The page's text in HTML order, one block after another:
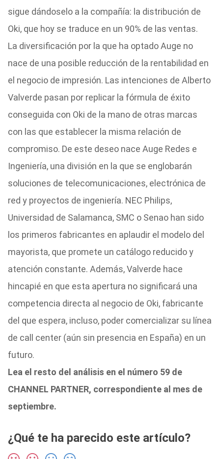
sigue dándoselo a la compañía: la distribución de
Oki, que hoy se traduce en un 90% de las ventas.
La diversificación por la que ha optado Auge no
nace de una posible reducción de la rentabilidad en
el negocio de impresión. Las intenciones de Alberto
Valverde pasan por replicar la fórmula de éxito
conseguida con Oki de la mano de otras marcas
con las que establecer la misma relación de
compromiso. De este deseo nace Auge Redes e
Ingeniería, una división en la que se englobarán
soluciones de telecomunicaciones, electrónica de
red y proyectos de ingeniería. NEC Philips,
Universidad de Salamanca, SMC o Senao han sido
los primeros fabricantes en aplaudir el modelo del
mayorista, que promete un catálogo reducido y
atención constante. Además, Valverde hace
hincapié en que esta apertura no significará una
competencia directa al negocio de Oki, fabricante
del que espera, incluso, poder comercializar su línea
de call center (aún sin presencia en España) en un
futuro.
Lea el resto del análisis en el número 59 de
CHANNEL PARTNER, correspondiente al mes de
septiembre.
¿Qué te ha parecido este artículo?